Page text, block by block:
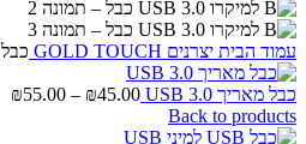
עמוד הבית יצרנים GOLD TOUCH כבל USB 3.0 למיקרו B
כבל מאריך USB 3.0 ₪45.00
–
₪55.00
Back to products